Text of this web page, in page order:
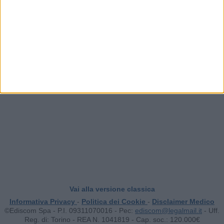
Vai alla versione classica
Informativa Privacy - Politica dei Cookie - Disclaimer Medico
©Ediscom Spa - P.I. 09311070016 - Pec: ediscom@legalmail.it - Uff.
Reg. di: Torino - REA N. 1041819 - Cap. soc.: 120.000€